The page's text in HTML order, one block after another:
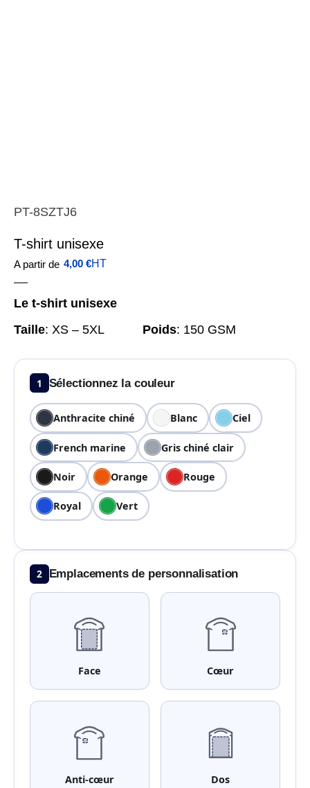
PT-8SZTJ6
T-shirt unisexe
A partir de 4,00 €HT
Le t-shirt unisexe
Taille: XS – 5XL Poids: 150 GSM
1 Sélectionnez la couleur
Anthracite chiné Blanc Ciel
French marine Gris chiné clair
Noir Orange Rouge
Royal Vert
2 Emplacements de personnalisation
Face Cœur
Anti-cœur Dos